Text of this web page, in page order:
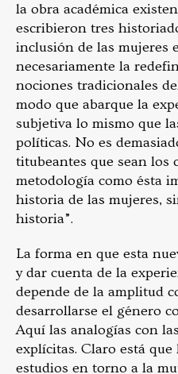
la obra académica
escribieron tres
inclusión de las mujeres
necesariamente la
nociones tradicionales
modo que abarque la
subjetiva lo mismo que
políticas. No es
titubeantes que sean los
metodología como ésta
historia de las mujeres,
historia”.
La forma en que esta
y dar cuenta de la
depende de la amplitud
desarrollarse el género
Aquí las analogías con
explícitas. Claro está
estudios en torno a la